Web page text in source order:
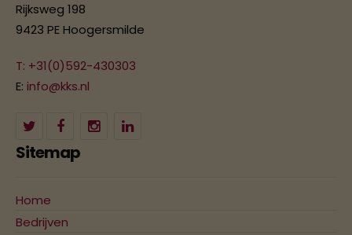
Rijksweg 198
9423 PE Hoogersmilde
T: +31(0)592-430303
E: info@kks.nl
Sitemap
Home
Bedrijven